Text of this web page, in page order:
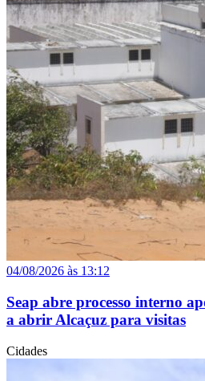
04/08/2026 às 13:12
Seap abre processo interno
a abrir Alcaçuz para visitas
Cidades